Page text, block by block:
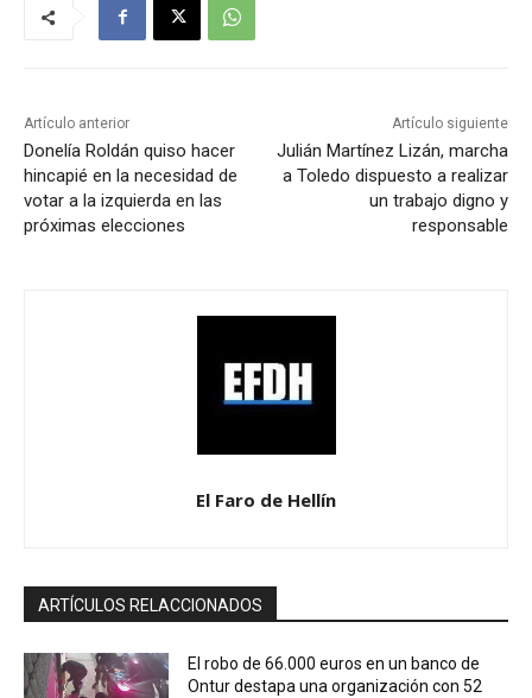
Artículo anterior
Donelía Roldán quiso hacer
hincapié en la necesidad de
votar a la izquierda en las
próximas elecciones
Artículo siguiente
Julián Martínez Lizán, marcha
a Toledo dispuesto a realizar
un trabajo digno y
responsable
El Faro de Hellín
ARTÍCULOS RELACCIONADOS
El robo de 66.000 euros en un banco de
Ontur destapa una organización con 52